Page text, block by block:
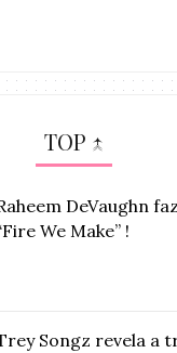
TOP ↑
DeVaughn
We Make” !
Songz revela a